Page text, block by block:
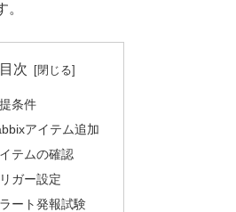
目次
条件
アイテム追加
テムの確認
リガー設定
ート発報試験